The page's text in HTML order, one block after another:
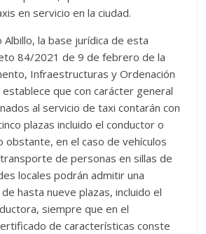
en servicio en la ciudad.
Albillo, la base jurídica de esta
84/2021 de 9 de febrero de la
Infraestructuras y Ordenación
que con carácter general
al servicio de taxi contarán con
plazas incluido el conductor o
obstante, en el caso de vehículos
de personas en sillas de
locales podrán admitir una
hasta nueve plazas, incluido el
siempre que en el
de características conste